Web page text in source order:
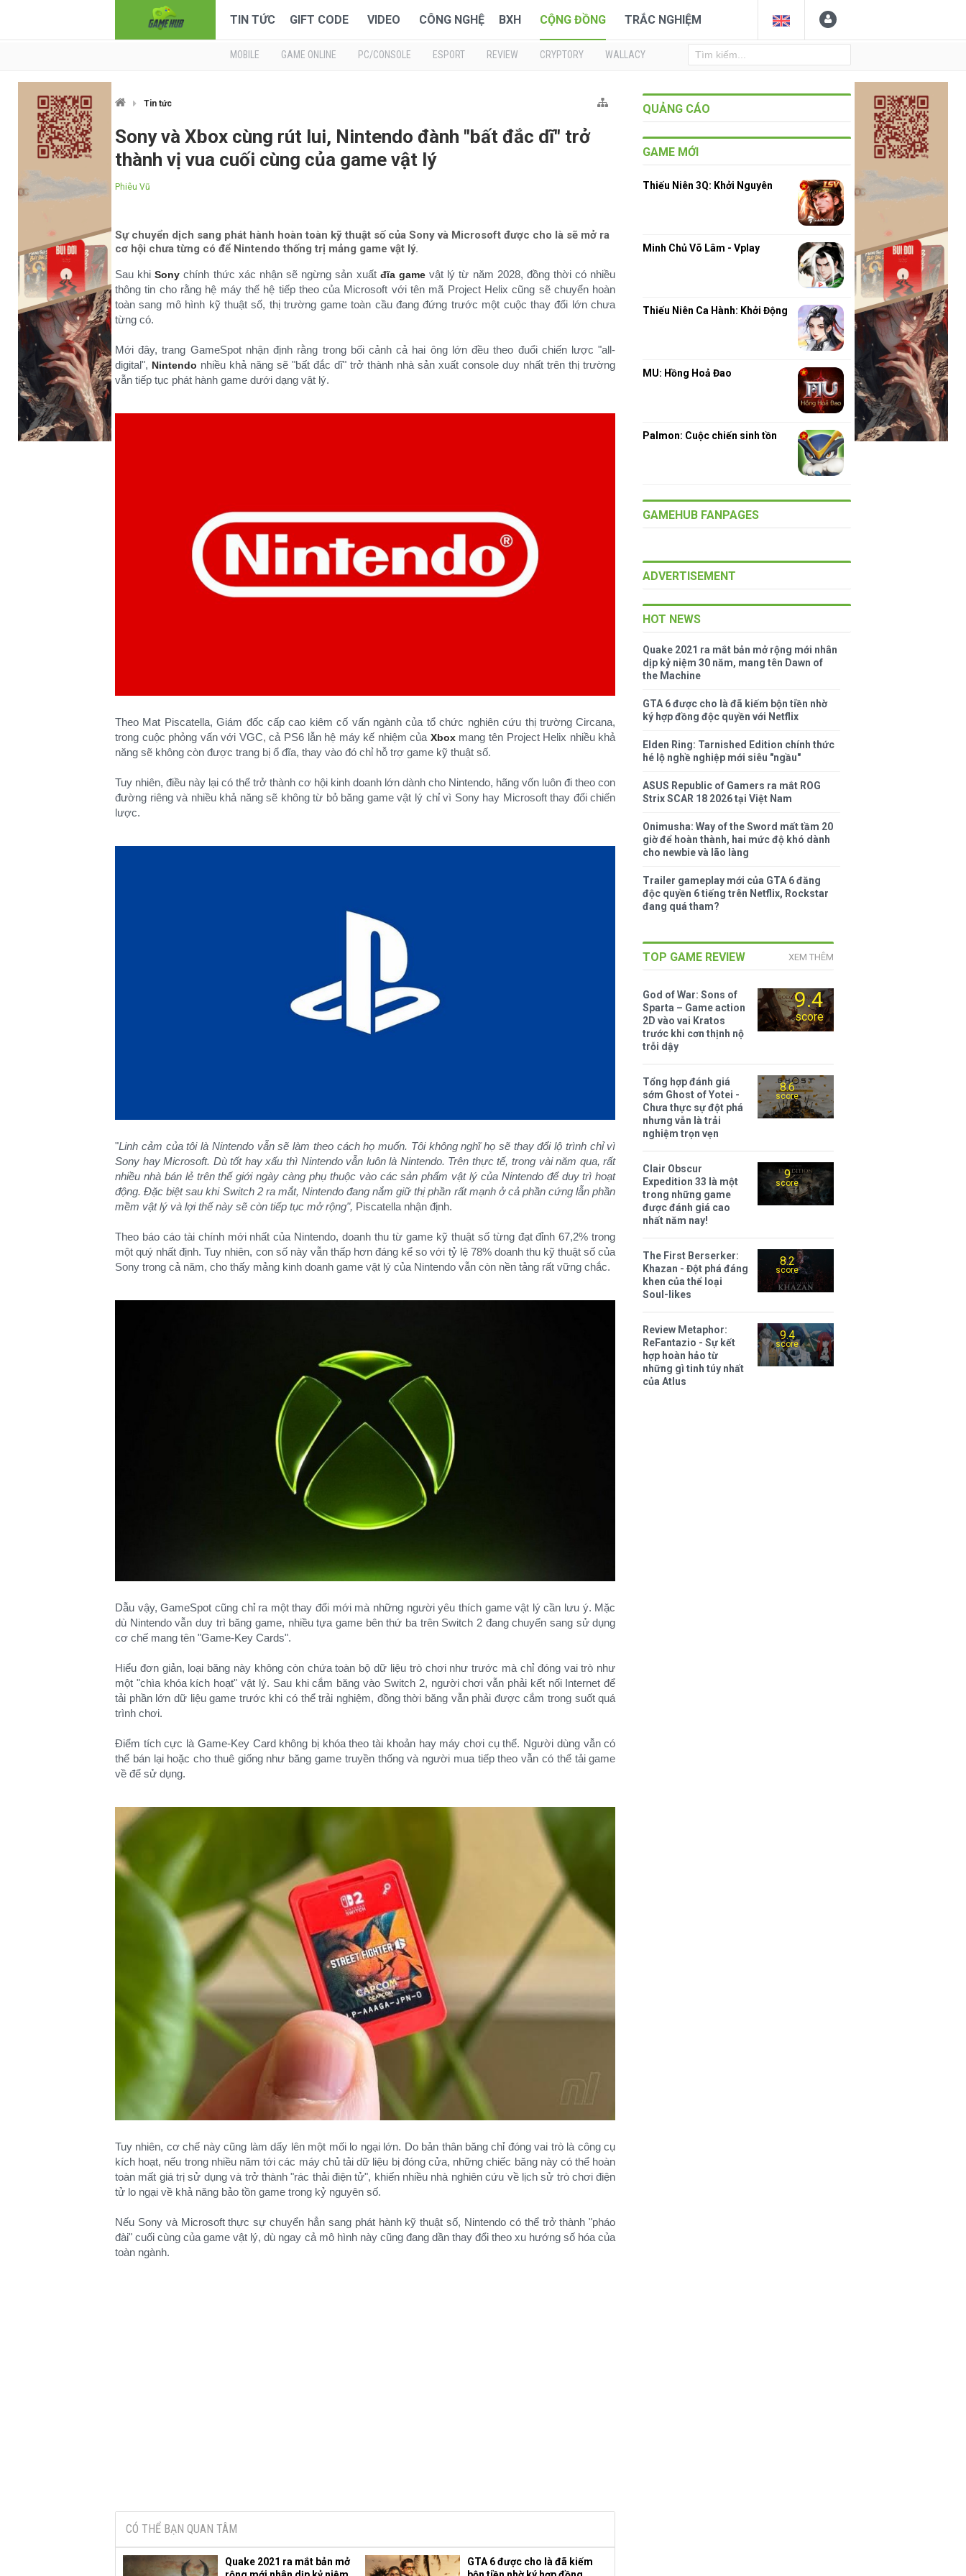
TIN TỨC GIFT CODE VIDEO CÔNG NGHỆ BXH CỘNG ĐỒNG TRẮC NGHIỆM
MOBILE GAME ONLINE PC/CONSOLE ESPORT REVIEW CRYPTORY WALLACY
Tin tức
Sony và Xbox cùng rút lui, Nintendo đành "bất đắc dĩ" trở
thành vị vua cuối cùng của game vật lý
Phiêu Vũ
Sự chuyển dịch sang phát hành hoàn toàn kỹ thuật số của Sony và Microsoft được cho là sẽ mở ra
cơ hội chưa từng có để Nintendo thống trị mảng game vật lý.
Sau khiSony chính thức xác nhận sẽ ngừng sản xuất đĩa gamevật lý từ năm 2028, đồng thời có nhiều
thông tin cho rằng hệ máy thế hệ tiếp theo của Microsoft với tên mã Project Helix cũng sẽ chuyển hoàn
toàn sang mô hình kỹ thuật số, thị trường game toàn cầu đang đứng trước một cuộc thay đổi lớn chưa
từng có.
Mới đây, trang GameSpot nhận định rằng trong bối cảnh cả hai ông lớn đều theo đuổi chiến lược "all-
digital", Nintendo nhiều khả năng sẽ "bất đắc dĩ" trở thành nhà sản xuất console duy nhất trên thị trường
vẫn tiếp tục phát hành game dưới dạng vật lý.
Theo Mat Piscatella, Giám đốc cấp cao kiêm cố vấn ngành của tổ chức nghiên cứu thị trường Circana,
trong cuộc phỏng vấn với VGC, cả PS6 lẫn hệ máy kế nhiệm của Xboxmang tên Project Helix nhiều khả
năng sẽ không còn được trang bị ổ đĩa, thay vào đó chỉ hỗ trợ game kỹ thuật số.
Tuy nhiên, điều này lại có thể trở thành cơ hội kinh doanh lớn dành cho Nintendo, hãng vốn luôn đi theo con
đường riêng và nhiều khả năng sẽ không từ bỏ băng game vật lý chỉ vì Sony hay Microsoft thay đổi chiến
lược.
"Linh cảm của tôi là Nintendo vẫn sẽ làm theo cách họ muốn. Tôi không nghĩ họ sẽ thay đổi lộ trình chỉ vì
Sony hay Microsoft. Dù tốt hay xấu thì Nintendo vẫn luôn là Nintendo. Trên thực tế, trong vài năm qua, rất
nhiều nhà bán lẻ trên thế giới ngày càng phụ thuộc vào các sản phẩm vật lý của Nintendo để duy trì hoạt
động. Đặc biệt sau khi Switch 2 ra mắt, Nintendo đang nắm giữ thị phần rất mạnh ở cả phần cứng lẫn phần
mềm vật lý và lợi thế này sẽ còn tiếp tục mở rộng", Piscatella nhận định.
Theo báo cáo tài chính mới nhất của Nintendo, doanh thu từ game kỹ thuật số từng đạt đỉnh 67,2% trong
một quý nhất định. Tuy nhiên, con số này vẫn thấp hơn đáng kể so với tỷ lệ 78% doanh thu kỹ thuật số của
Sony trong cả năm, cho thấy mảng kinh doanh game vật lý của Nintendo vẫn còn nền tảng rất vững chắc.
Dẫu vậy, GameSpot cũng chỉ ra một thay đổi mới mà những người yêu thích game vật lý cần lưu ý. Mặc
dù Nintendo vẫn duy trì băng game, nhiều tựa game bên thứ ba trên Switch 2 đang chuyển sang sử dụng
cơ chế mang tên "Game-Key Cards".
Hiểu đơn giản, loại băng này không còn chứa toàn bộ dữ liệu trò chơi như trước mà chỉ đóng vai trò như
một "chìa khóa kích hoạt" vật lý. Sau khi cắm băng vào Switch 2, người chơi vẫn phải kết nối Internet để
tải phần lớn dữ liệu game trước khi có thể trải nghiệm, đồng thời băng vẫn phải được cắm trong suốt quá
trình chơi.
Điểm tích cực là Game-Key Card không bị khóa theo tài khoản hay máy chơi cụ thể. Người dùng vẫn có
thể bán lại hoặc cho thuê giống như băng game truyền thống và người mua tiếp theo vẫn có thể tải game
về để sử dụng.
Tuy nhiên, cơ chế này cũng làm dấy lên một mối lo ngại lớn. Do bản thân băng chỉ đóng vai trò là công cụ
kích hoạt, nếu trong nhiều năm tới các máy chủ tải dữ liệu bị đóng cửa, những chiếc băng này có thể hoàn
toàn mất giá trị sử dụng và trở thành "rác thải điện tử", khiến nhiều nhà nghiên cứu về lịch sử trò chơi điện
tử lo ngại về khả năng bảo tồn game trong kỷ nguyên số.
Nếu Sony và Microsoft thực sự chuyển hẳn sang phát hành kỹ thuật số, Nintendo có thể trở thành "pháo
đài" cuối cùng của game vật lý, dù ngay cả mô hình này cũng đang dần thay đổi theo xu hướng số hóa của
toàn ngành.​
CÓ THỂ BẠN QUAN TÂM
Quake 2021 ra mắt bản mở
GTA 6 được cho là đã kiếm
QUẢNG CÁO
GAME MỚI
Thiếu Niên 3Q: Khởi Nguyên
Minh Chủ Võ Lâm - Vplay
Thiếu Niên Ca Hành: Khởi Động
MU: Hồng Hoả Đao
Palmon: Cuộc chiến sinh tồn
GAMEHUB FANPAGES
ADVERTISEMENT
HOT NEWS
Quake 2021 ra mắt bản mở rộng mới nhân
dịp kỷ niệm 30 năm, mang tên Dawn of
the Machine
GTA 6 được cho là đã kiếm bộn tiền nhờ
ký hợp đồng độc quyền với Netflix
Elden Ring: Tarnished Edition chính thức
hé lộ nghề nghiệp mới siêu "ngầu"
ASUS Republic of Gamers ra mắt ROG
Strix SCAR 18 2026 tại Việt Nam
Onimusha: Way of the Sword mất tầm 20
giờ để hoàn thành, hai mức độ khó dành
cho newbie và lão làng
Trailer gameplay mới của GTA 6 đăng
độc quyền 6 tiếng trên Netflix, Rockstar
đang quá tham?
TOP GAME REVIEW XEM THÊM
9.4
score
God of War: Sons of
Sparta – Game action
2D vào vai Kratos
trước khi cơn thịnh nộ
trỗi dậy
8.6
score
Tổng hợp đánh giá
sớm Ghost of Yotei -
Chưa thực sự đột phá
nhưng vẫn là trải
nghiệm trọn vẹn
9
score
Clair Obscur
Expedition 33 là một
trong những game
được đánh giá cao
nhất năm nay!
8.2
score
The First Berserker:
Khazan - Đột phá đáng
khen của thể loại
Soul-likes
9.4
score
Review Metaphor:
ReFantazio - Sự kết
hợp hoàn hảo từ
những gì tinh túy nhất
của Atlus